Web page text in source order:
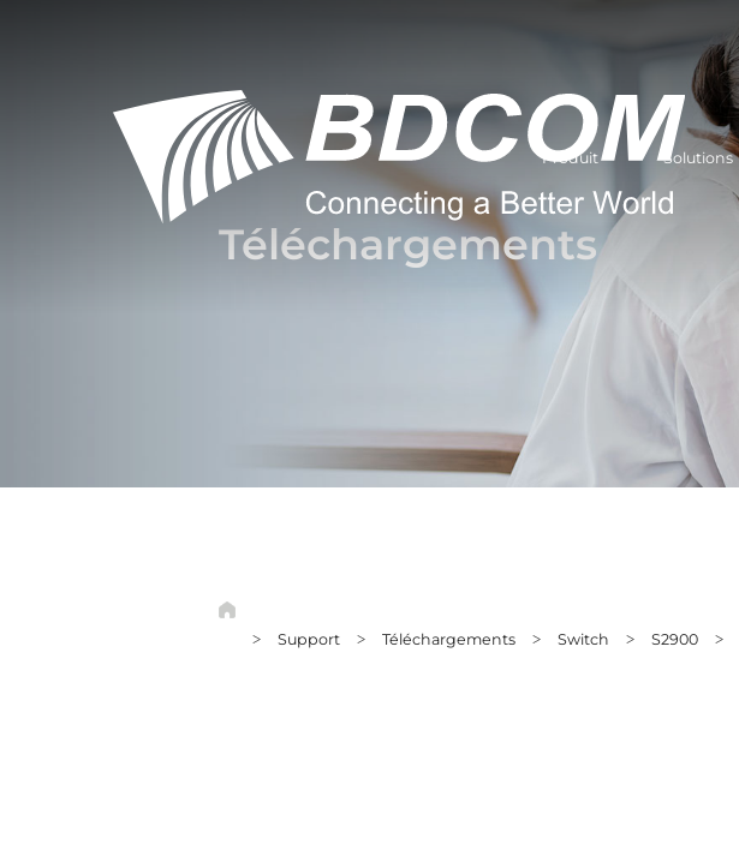
Produit Solutions
Téléchargements
> Support > Téléchargements > Switch > S2900 >